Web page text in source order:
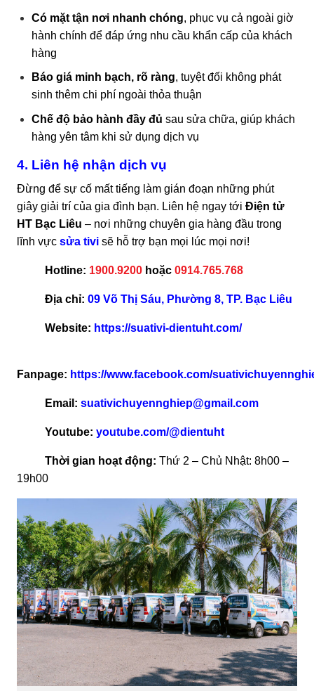
Có mặt tận nơi nhanh chóng, phục vụ cả ngoài giờ
hành chính để đáp ứng nhu cầu khẩn cấp của khách
hàng
Báo giá minh bạch, rõ ràng, tuyệt đối không phát
sinh thêm chi phí ngoài thỏa thuận
Chế độ bảo hành đầy đủ sau sửa chữa, giúp khách
hàng yên tâm khi sử dụng dịch vụ
4. Liên hệ nhận dịch vụ
Đừng để sự cố mất tiếng làm gián đoạn những phút
giây giải trí của gia đình bạn. Liên hệ ngay tới Điện tử
HT Bạc Liêu – nơi những chuyên gia hàng đầu trong
lĩnh vực sửa tivi sẽ hỗ trợ bạn mọi lúc mọi nơi!
Hotline: 1900.9200 hoặc 0914.765.768
Địa chỉ: 09 Võ Thị Sáu, Phường 8, TP. Bạc Liêu
Website: https://suativi-dientuht.com/
Fanpage: https://www.facebook.com/
Email: suativichuyennghiep@gmail.com
Youtube: youtube.com/@dientuht
Thời gian hoạt động: Thứ 2 – Chủ Nhật: 8h00 –
19h00